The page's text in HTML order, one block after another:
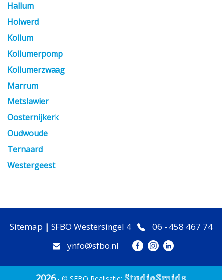
Hallum
Holwerd
Kollum
Kollumerpomp
Kollumerzwaag
Marrum
Metslawier
Oosternijkerk
Oudwoude
Ternaard
Westergeest
Sitemap | SFBO Westersingel 4
06 - 458 467 74
ynfo@sfbo.nl
2026